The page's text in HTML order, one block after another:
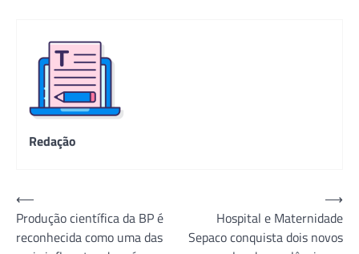
Redação
Navegação
de
⟵
Produção científica da BP é
reconhecida como uma das
Hospital e Maternidade
Sepaco conquista dois novos
⟶